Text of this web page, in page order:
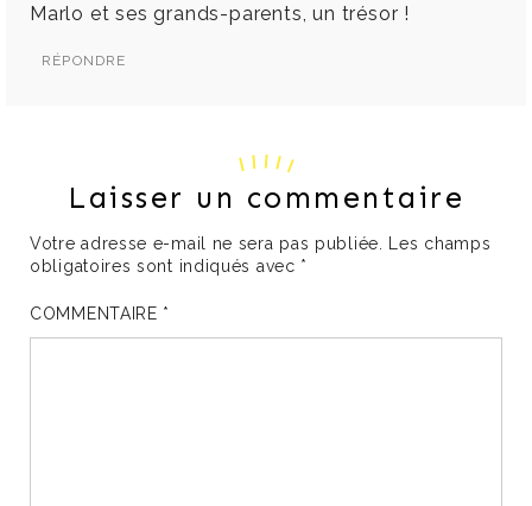
Marlo et ses grands-parents, un trésor !
RÉPONDRE
Laisser un commentaire
Votre adresse e-mail ne sera pas publiée. Les champs
obligatoires sont indiqués avec *
COMMENTAIRE *